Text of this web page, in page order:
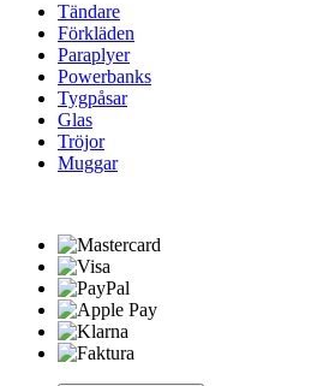
Tändare
Förkläden
Paraplyer
Powerbanks
Tygpåsar
Glas
Tröjor
Muggar